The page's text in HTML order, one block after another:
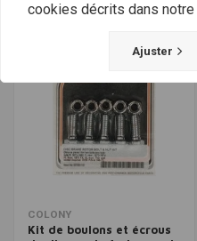
COLONY
Kit de boulons et écrous
cookies décrits dans notre
Ajuster